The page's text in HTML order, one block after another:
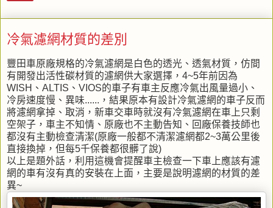
冷氣濾網材質的差別
豐田車原廠規格的冷氣濾網是白色的透光、透氣材質，仿間
有開發出活性碳材質的濾網供大家選擇，4~5年前因為
WISH、ALTIS、VIOS的車子有車主反應冷氣出風量過小、
冷房速度慢、異味......，結果原本有設計冷氣濾網的車子反而
將濾網拿掉、取消，新車交車時就沒有冷氣濾網在車上只剩
空架子，車主不知情、原廠也不主動告知、回廠保養技師也
都沒有主動檢查清潔(原廠一般都不清潔濾網都2~3萬公里後
直接換掉，但每5千保養都很髒了說)
以上是題外話，利用這機會提醒車主檢查一下車上應該有濾
網的車有沒有真的安裝在上面，主要是說明濾網的材質的差
異~